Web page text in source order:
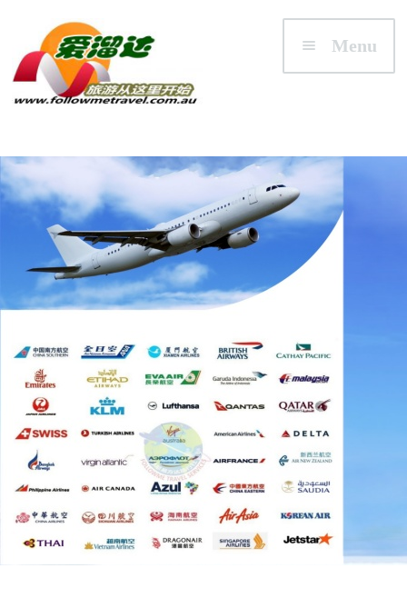
Skip to navigation
Skip to content
Menu
首页
澳大利亚
悉尼/新州 NSW
墨尔本/维州 VIC
黄金海岸/布里斯班
凯恩斯/大堡礁